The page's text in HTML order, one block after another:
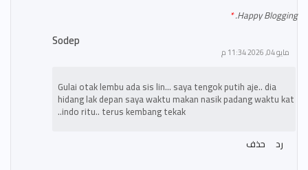
Happy Blogging.
Sodep
مايو 04, 2026 11:34 م
Gulai otak lembu ada sis lin… saya tengok putih aje.. dia
hidang lak depan saya waktu makan nasik padang waktu kat
indo ritu.. terus kembang tekak..
رد
حذف